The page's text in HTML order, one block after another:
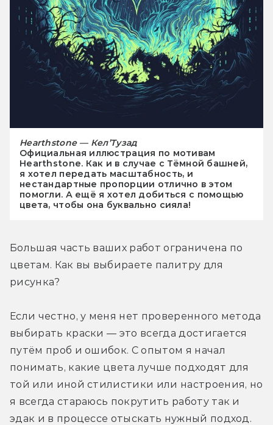
Hearthstone — Кел’Тузад
Официальная иллюстрация по мотивам
Hearthstone. Как и в случае с Тёмной башней,
я хотел передать масштабность, и
нестандартные пропорции отлично в этом
помогли. А ещё я хотел добиться с помощью
цвета, чтобы она буквально сияла!
Большая часть ваших работ ограничена по
цветам. Как вы выбираете палитру для
рисунка?
Если честно, у меня нет проверенного метода
выбирать краски — это всегда достигается
путём проб и ошибок. С опытом я начал
понимать, какие цвета лучше подходят для
той или иной стилистики или настроения, но
я всегда стараюсь покрутить работу так и
эдак и в процессе отыскать нужный подход.